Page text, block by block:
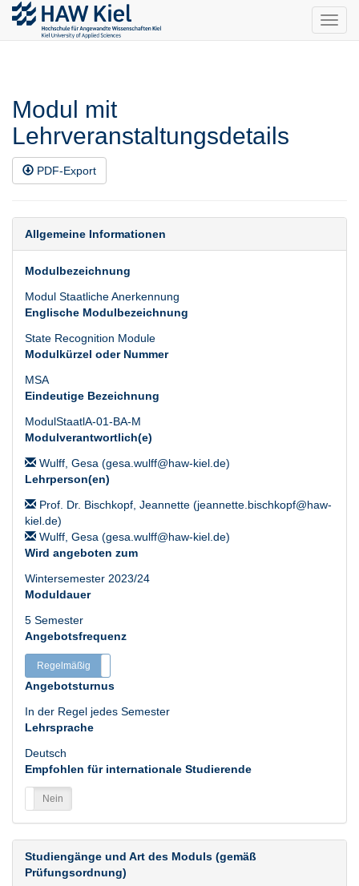
Modul mit
Lehrveranstaltungsdetails
PDF-Export
Allgemeine Informationen
Modulbezeichnung
Modul Staatliche Anerkennung
Englische Modulbezeichnung
State Recognition Module
Modulkürzel oder Nummer
MSA
Eindeutige Bezeichnung
ModulStaatlA-01-BA-M
Modulverantwortlich(e)
Wulff, Gesa (gesa.wulff@haw-kiel.de)
Lehrperson(en)
Prof. Dr. Bischkopf, Jeannette (jeannette.bischkopf@haw-
kiel.de)
Wulff, Gesa (gesa.wulff@haw-kiel.de)
Wird angeboten zum
Wintersemester 2023/24
Moduldauer
5 Semester
Angebotsfrequenz
Regelmäßig
Angebotsturnus
In der Regel jedes Semester
Lehrsprache
Deutsch
Empfohlen für internationale Studierende
Nein
Studiengänge und Art des Moduls (gemäß
Prüfungsordnung)